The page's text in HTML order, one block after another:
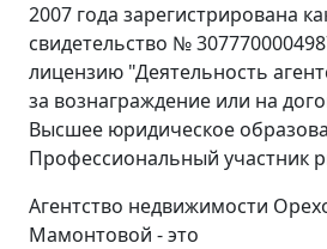
2007 года зарегистрирована
свидетельство №
лицензию "Деятельность
за вознаграждение или на
Высшее юридическое
Профессиональный участник
Агентство недвижимости
Мамонтовой - это